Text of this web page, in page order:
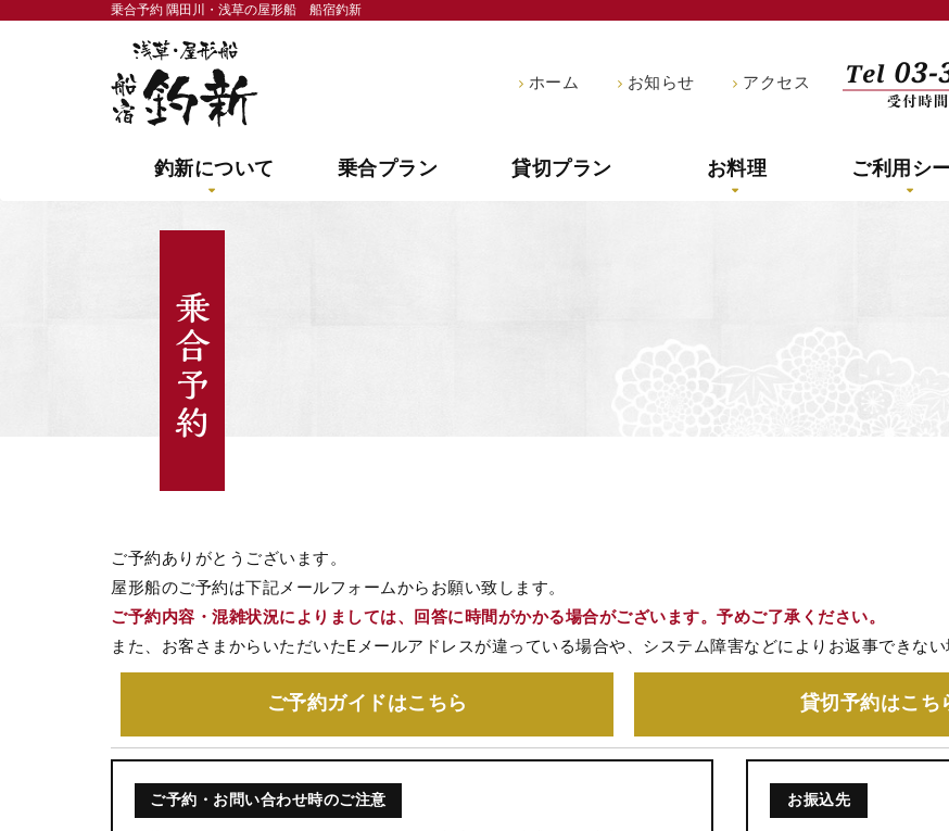
乗合予約 隅田川・浅草の屋形船 船宿釣新
ホーム お知らせ アクセス
釣新について 乗合プラン 貸切プラン お料理 ご利用シ
ご予約ありがとうございます。
屋形船のご予約は下記メールフォームからお願い致します。
ご予約内容・混雑状況によりましては、回答に時間がかかる場合がございます。予めご了承ください。
また、お客さまからいただいたEメールアドレスが違っている場合や、システム障害などによりお返事できない
ご予約ガイドはこちら 貸切予約はこち
ご予約・お問い合わせ時のご注意 お振込先